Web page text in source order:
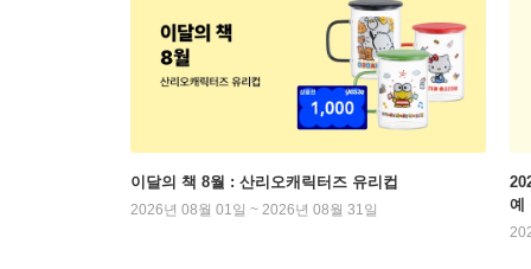
이달의 책 8월 : 산리오캐릭터즈 유리컵
2026년 08월 01일 ~ 2026년 08월 31일
예